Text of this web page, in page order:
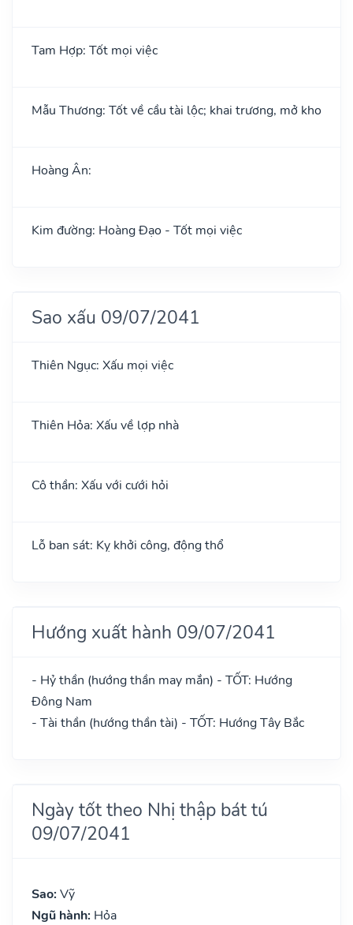
Tam Hợp: Tốt mọi việc
Mẫu Thương: Tốt về cầu tài lộc; khai trương, mở kho
Hoàng Ân:
Kim đường: Hoàng Đạo - Tốt mọi việc
Sao xấu 09/07/2041
Thiên Ngục: Xấu mọi việc
Thiên Hỏa: Xấu về lợp nhà
Cô thần: Xấu với cưới hỏi
Lỗ ban sát: Kỵ khởi công, động thổ
Hướng xuất hành 09/07/2041
- Hỷ thần (hướng thần may mắn) - TỐT: Hướng
Đông Nam
- Tài thần (hướng thần tài) - TỐT: Hướng Tây Bắc
Ngày tốt theo Nhị thập bát tú
09/07/2041
Sao: Vỹ
Ngũ hành: Hỏa